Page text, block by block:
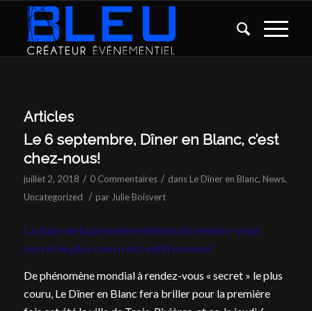
Articles
Le 6 septembre, Dîner en Blanc, c’est
chez-nous!
juillet 2, 2018 / 0 Commentaires / dans Le Dîner en Blanc, News,
Uncategorized
/ par Julie Boisvert
La date de la première édition du rendez-vous
secret le plus couru est enfin connue!
De phénomène mondial à rendez-vous « secret » le plus
couru, Le Dîner en Blanc fera briller pour la première